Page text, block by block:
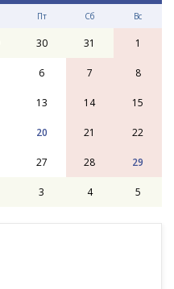
Пт Сб Вс
30 31 1
6 7 8
13 14 15
20 21 22
27 28 29
3 4 5